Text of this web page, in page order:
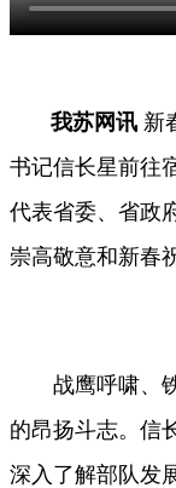
我苏网讯 新
书记信长星前往
代表省委、省政
崇高敬意和新春
战鹰呼啸、铁
的昂扬斗志。信
深入了解部队发